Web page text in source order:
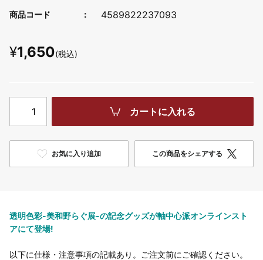
商品コード 4589822237093
¥1,650(税込)
カートに入れる
お気に入り追加 この商品をシェアする
透明色彩-美和野らぐ展-の記念グッズが軸中心派オンラインスト
アにて登場!
以下に仕様・注意事項の記載あり。ご注文前にご確認ください。